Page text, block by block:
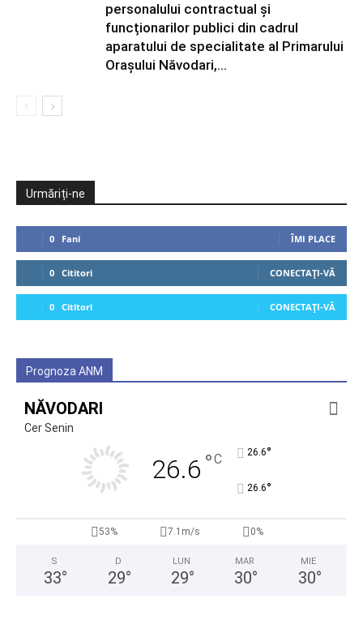
personalului contractual și
funcționarilor publici din cadrul
aparatului de specialitate al Primarului
Orașului Năvodari,...
Urmăriți-ne
0 Fani ÎMI PLACE
0 Cititori CONECTAȚI-VĂ
0 Cititori CONECTAȚI-VĂ
Prognoza ANM
NĂVODARI
Cer Senin
26.6 °C 26.6°
26.6°
53% 7.1m/s 0%
S
33°
D
29°
LUN
29°
MAR
30°
MIE
30°